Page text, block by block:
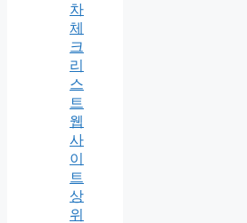
차
체
크
리
스
트
웹
사
이
트
상
위